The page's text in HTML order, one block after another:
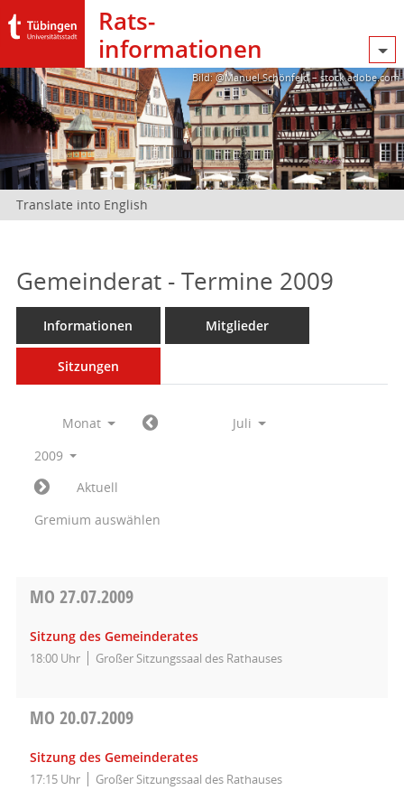
Rats­
informationen
Bild: @Manuel Schönfeld – stock.adobe.com
Translate into English
Gemeinderat - Termine 2009
Informationen Mitglieder
Sitzungen
Monat
Juli
2009
Aktuell
Gremium auswählen
MO 27.07.2009
Sitzung des Gemeinderates
18:00 Uhr Großer Sitzungssaal des Rathauses
MO 20.07.2009
Sitzung des Gemeinderates
17:15 Uhr Großer Sitzungssaal des Rathauses